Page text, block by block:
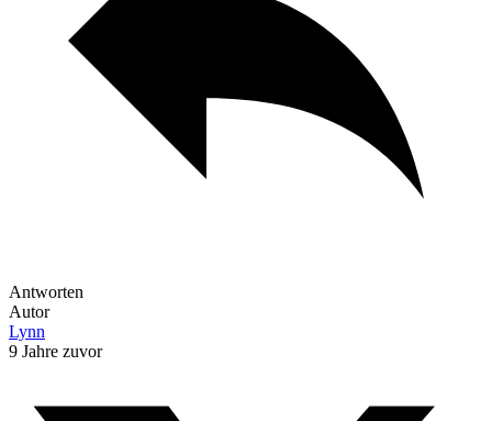
Antworten
Autor
Lynn
9 Jahre zuvor